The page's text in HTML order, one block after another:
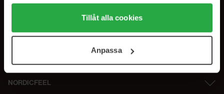
Genom att trycka på "Tillåt alla cookies" accepterar du
alla cookies, medan du under "Detaljer" kan anpassa
användningen av cookies. Du kan när som helst återkalla
samt vår Integritetspolicy.
Tillåt alla cookies
Anpassa
NORDICFEEL